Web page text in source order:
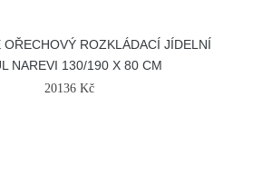
OŘECHOVÝ ROZKLÁDACÍ JÍDELNÍ
NAREVI 130/190 X 80 CM
20136 Kč